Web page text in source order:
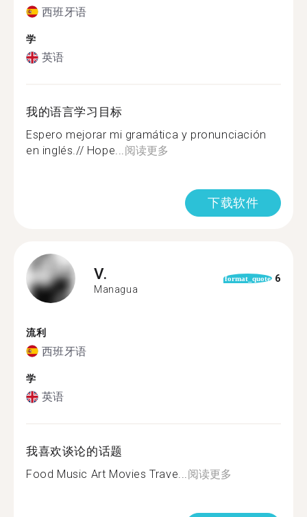
西班牙语
学
英语
我的语言学习目标
Espero mejorar mi gramática y pronunciación
en inglés.// Hope...阅读更多
下载软件
V.
Managua
format_quote 6
流利
西班牙语
学
英语
我喜欢谈论的话题
Food Music Art Movies Trave...阅读更多